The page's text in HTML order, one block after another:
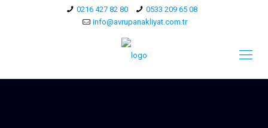
0216 427 82 80
0533 209 65 08
info@avrupanakliyat.com.tr